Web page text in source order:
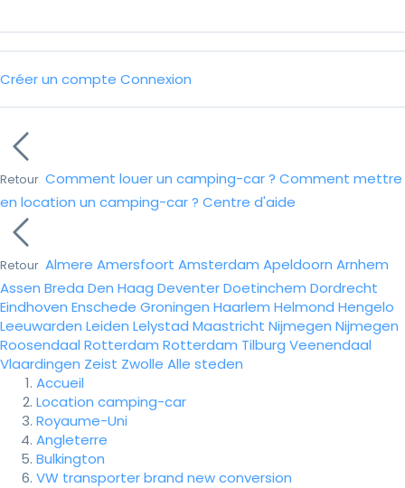
Créer un compte Connexion
Retour Comment louer un camping-car ? Comment mettre
en location un camping-car ? Centre d'aide
Retour Almere Amersfoort Amsterdam Apeldoorn Arnhem
Assen Breda Den Haag DeventerDoetinchem Dordrecht
Eindhoven Enschede Groningen Haarlem Helmond Hengelo
Leeuwarden Leiden Lelystad Maastricht Nijmegen Nijmegen
Roosendaal Rotterdam Rotterdam Tilburg Veenendaal
Vlaardingen Zeist Zwolle Alle steden
Accueil
Location camping-car
Royaume-Uni
Angleterre
Bulkington
VW transporter brand new conversion